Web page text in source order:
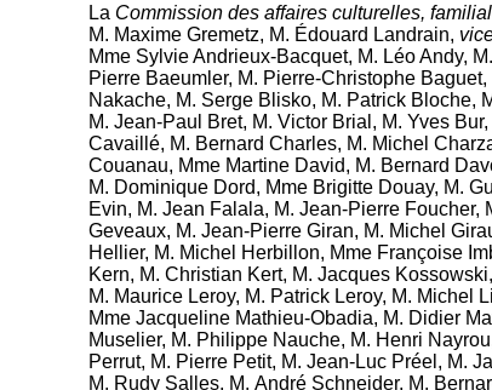
La Commission des affaires culturelles,
M. Maxime Gremetz, M. Édouard Landrain,
Mme Sylvie Andrieux-Bacquet, M. Léo Andy,
Pierre Baeumler, M. Pierre-Christophe Baguet,
Nakache, M. Serge Blisko, M. Patrick Bloche,
M. Jean-Paul Bret, M. Victor Brial , M. Yves Bur,
Cavaillé, M. Bernard Charles, M. Michel
Couanau, Mme Martine David, M. Bernard
M. Dominique Dord, Mme Brigitte Douay, M.
Evin, M. Jean Falala, M. Jean-Pierre Foucher,
Geveaux, M. Jean-Pierre Giran, M. Michel
Hellier, M. Michel Herbillon, Mme Françoise
Kern, M. Christian Kert, M. Jacques Kossowski,
M. Maurice Leroy, M. Patrick Leroy, M. Michel
Mme Jacqueline Mathieu-Obadia, M. Didier
Muselier, M. Philippe Nauche, M. Henri Nayrou
Perrut, M. Pierre Petit, M. Jean-Luc Préel , M.
M. Rudy Salles, M. André Schneider, M.